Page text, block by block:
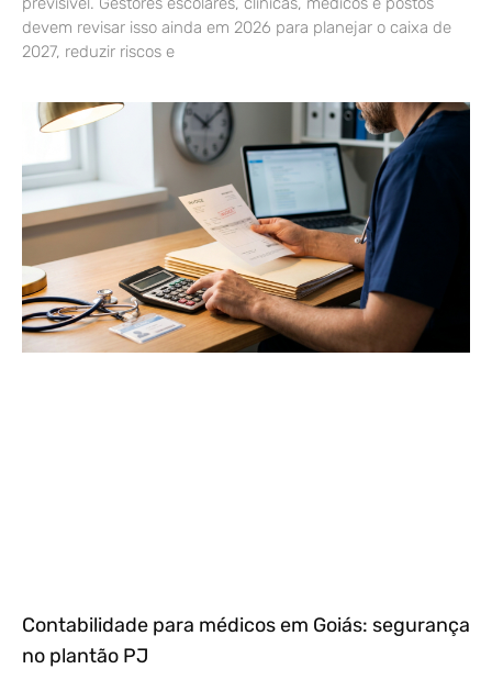
devem revisar isso ainda em 2026 para planejar o caixa de
2027, reduzir riscos e
Contabilidade para médicos em Goiás: segurança
no plantão PJ